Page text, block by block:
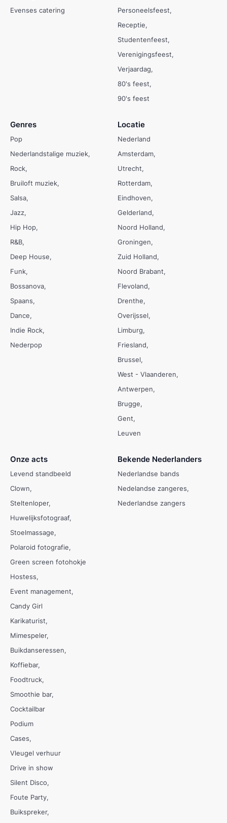
Evenses catering
Personeelsfeest
Receptie
Studentenfeest
Verenigingsfeest
Verjaardag
80's feest
90's feest
Genres
Pop
Nederlandstalige muziek
Rock
Bruiloft muziek
Salsa
Jazz
Hip Hop
R&B
Deep House
Funk
Bossanova
Spaans
Dance
Indie Rock
Nederpop
Locatie
Nederland
Amsterdam
Utrecht
Rotterdam
Eindhoven
Gelderland
Noord Holland
Groningen
Zuid Holland
Noord Brabant
Flevoland
Drenthe
Overijssel
Limburg
Friesland
Brussel
West - Vlaanderen
Antwerpen
Brugge
Gent
Leuven
Onze acts
Levend standbeeld
Clown
Steltenloper
Huwelijksfotograaf
Stoelmassage
Polaroid fotografie
Green screen fotohokje
Hostess
Event management
Candy Girl
Karikaturist
Mimespeler
Buikdanseressen
Koffiebar
Foodtruck
Smoothie bar
Cocktailbar
Podium
Cases
Vleugel verhuur
Drive in show
Silent Disco
Foute Party
Buikspreker
Bekende Nederlanders
Nederlandse bands
Nedelandse zangeres
Nederlandse zangers